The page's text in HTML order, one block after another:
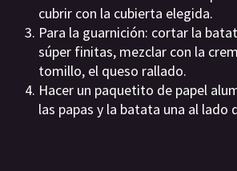
cubrir con la cubierta elegida.
Para la guarnición: cortar la
súper finitas, mezclar con la
tomillo, el queso rallado.
Hacer un paquetito de papel
las papas y la batata una al lado